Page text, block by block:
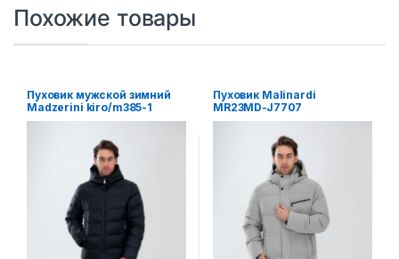
Похожие товары
Пуховик мужской зимний
Madzerini kiro/m385-1
Пуховик Malinardi
MR23MD-J7707